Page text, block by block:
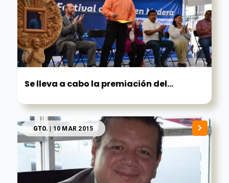
Se lleva a cabo la premiación del...
GTO. | 10 MAR 2015